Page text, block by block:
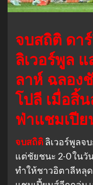
จบสถิติ ดา
ลิเวอร์พูล
ลาห์ ฉลอง
โปลี เมื่อสิ้
ฟ่าแชมเปีย
จบสถิติลิเวอร์พูลจ
แต่ชัยชนะ 2-0 ในวั
ทำให้ชาวอิตาลีหลุ